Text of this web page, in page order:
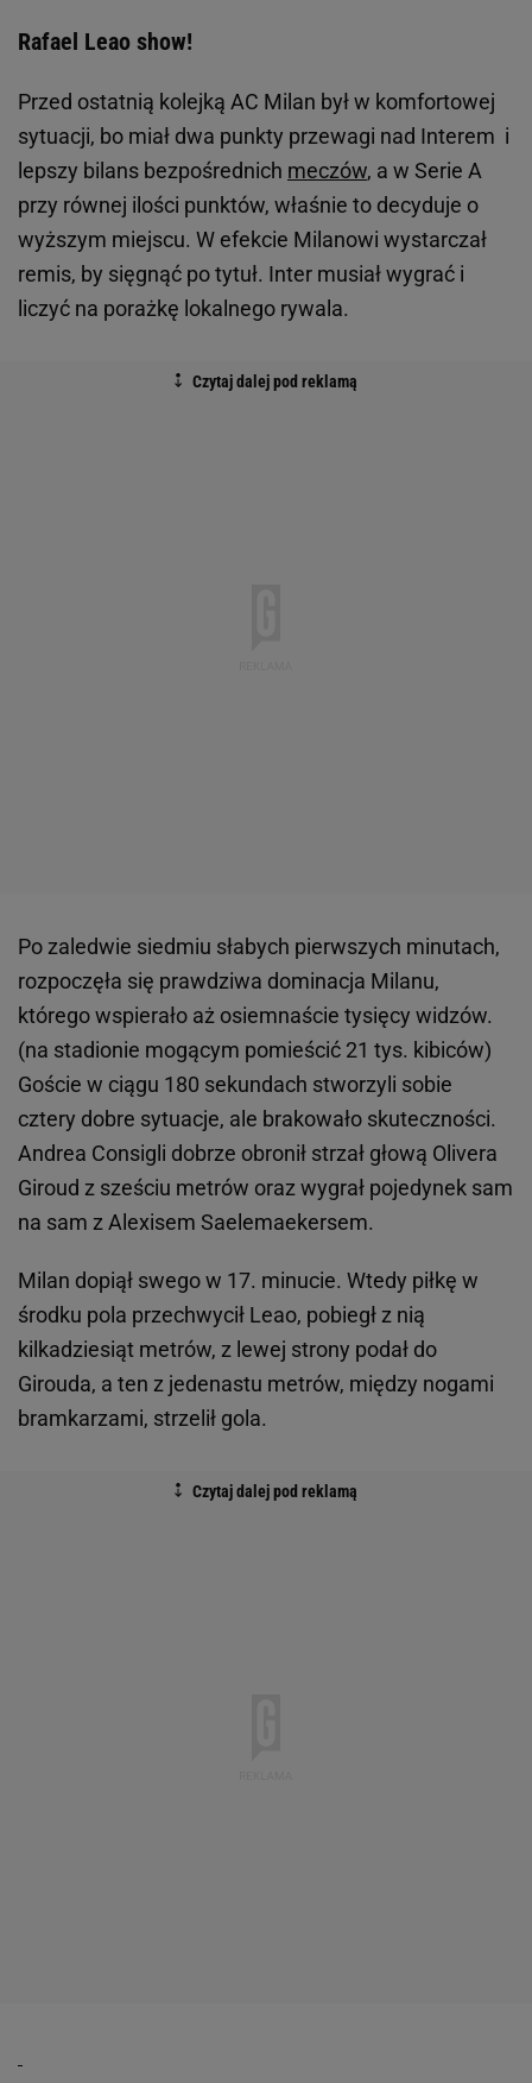
Rafael Leao show!
Przed ostatnią kolejką AC Milan był w komfortowej
sytuacji, bo miał dwa punkty przewagi nad Interem i
lepszy bilans bezpośrednich meczów, a w Serie A
przy równej ilości punktów, właśnie to decyduje o
wyższym miejscu. W efekcie Milanowi wystarczał
remis, by sięgnąć po tytuł. Inter musiał wygrać i
liczyć na porażkę lokalnego rywala.
Po zaledwie siedmiu słabych pierwszych minutach,
rozpoczęła się prawdziwa dominacja Milanu,
którego wspierało aż osiemnaście tysięcy widzów.
(na stadionie mogącym pomieścić 21 tys. kibiców)
Goście w ciągu 180 sekundach stworzyli sobie
cztery dobre sytuacje, ale brakowało skuteczności.
Andrea Consigli dobrze obronił strzał głową Olivera
Giroud z sześciu metrów oraz wygrał pojedynek sam
na sam z Alexisem Saelemaekersem.
Milan dopiął swego w 17. minucie. Wtedy piłkę w
środku pola przechwycił Leao, pobiegł z nią
kilkadziesiąt metrów, z lewej strony podał do
Girouda, a ten z jedenastu metrów, między nogami
bramkarzami, strzelił gola.